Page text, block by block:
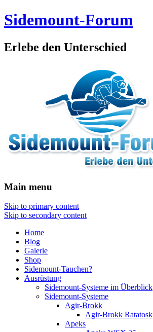
Sidemount-Forum
Erlebe den Unterschied
Main menu
Skip to primary content
Skip to secondary content
Home
Blog
Galerie
Shop
Sidemount-Tauchen?
Ausrüstung
Sidemount-Systeme im Überblick
Sidemount-Systeme
Agir-Brokk
Agir-Brokk Ratatosk
Apeks